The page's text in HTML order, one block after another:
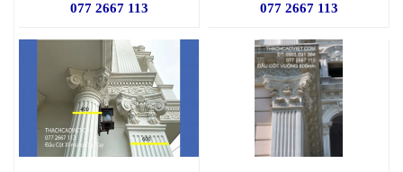
077 2667 113 077 2667 113